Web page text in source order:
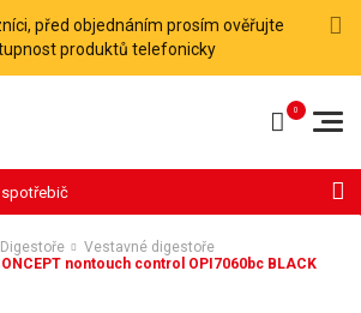
před objednáním prosím ověřujte
produktů telefonicky
Digestoře
Vestavné digestoře
nontouch control OPI7060bc BLACK